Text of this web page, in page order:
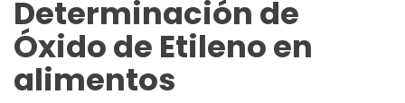
Determinación de
Óxido de Etileno en
alimentos